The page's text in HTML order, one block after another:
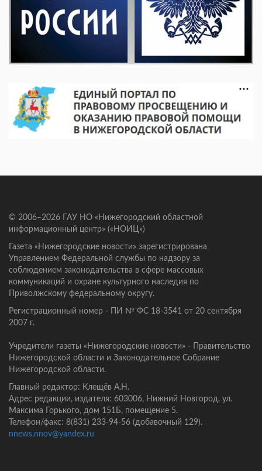
© 2006–2026 ГАУ НО «Нижегородский областной
информационный центр» («НОИЦ»)
Газета «Нижегородские новости» зарегистрирована
Управлением Федеральной службы по надзору за
соблюдением законодательства в сфере массовых
коммуникаций и охране культурного наследия по
Приволжскому федеральному округу.
Регистрационный номер - ПИ № ФС 18-3541 от 20 сентября
2007 г.
Учредители газеты «Нижегородские новости» - Правительство
Нижегородской области и Законодательное Собрание
Нижегородской области.
Главный редактор: Клещёв А.Н.
Адрес редакции, издателя: 603006, Нижний Новгород, ул.
Максима Горького, дом 151Б, помещение 5.
Телефон/факс: 8(831) 233-94-56 (добавочный 129).
nnews.nnov@yandex.ru